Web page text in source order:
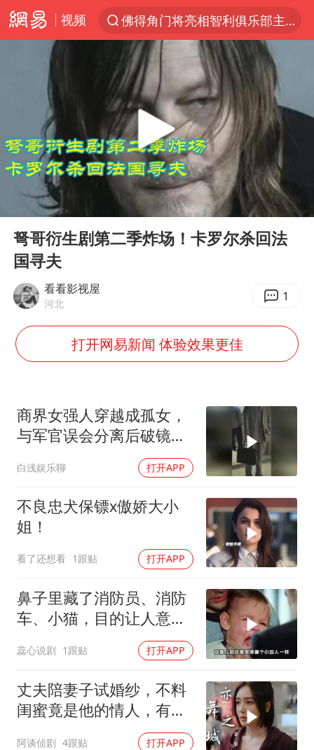
视频
佛得角门将亮相智利俱乐部主场
陈熠被张本美和连扳三局逆转
看守所辅警收受10万获刑1年
宇树科技发行价格150.80元/股
U17国足1分钟轰2球
法国将禁止“未经同意的电话营销”
吉林一“温度计大楼”读数爆表
我国编制完成新版全月地质图
首次证实！“胶球”存在
东方甄选被判赔偿江小白30万元
奋进开新局 实干挑大梁
Play
00:00 12:27
弩哥衍生剧第二季炸场！卡罗尔杀回法
国寻夫
看看影视屋
河北 1
打开网易新闻 体验效果更佳
商界女强人穿越成孤女，
与军官误会分离后破镜重
白浅娱乐聊 打开APP
不良忠犬保镖x傲娇大小
姐！
看了还想看 1跟贴 打开APP
鼻子里藏了消防员、消防
车、小猫，目的让人意想
蕊心说剧 1跟贴 打开APP
丈夫陪妻子试婚纱，不料
闺蜜竟是他的情人，有意
阿谈侦剧 4跟贴 打开APP